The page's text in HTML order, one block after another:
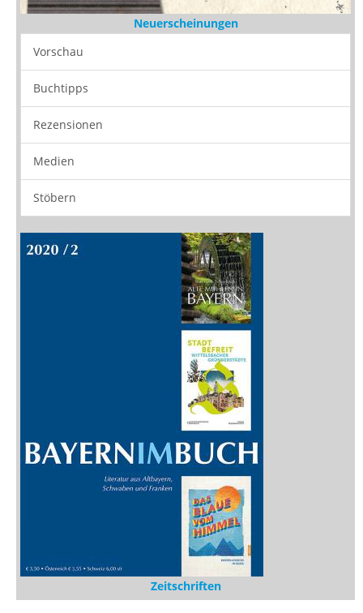
Neuerscheinungen
Vorschau
Buchtipps
Rezensionen
Medien
Stöbern
Zeitschriften